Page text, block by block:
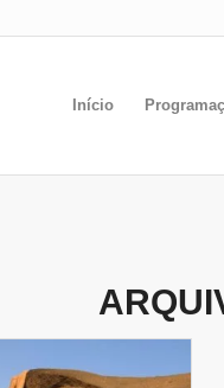
Início